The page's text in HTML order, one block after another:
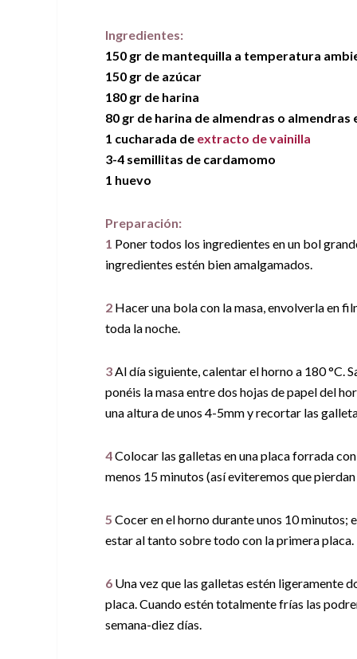
Ingredientes:
150 gr de mantequilla a temperatura
150 gr de azúcar
180 gr de harina
80 gr de harina de almendras o almendras
1 cucharada de extracto de vainilla
3-4 semillitas de cardamomo
1 huevo
Preparación:
1 Poner todos los ingredientes en un bol
ingredientes estén bien amalgamados.
2 Hacer una bola con la masa, envolverla en
toda la noche.
3Al día siguiente, calentar el horno a 180 °C.
ponéis la masa entre dos hojas de papel del
una altura de unos 4-5mm y recortar las
4Colocar las galletas en una placa forrada
menos 15 minutos (así eviteremos que
5 Cocer en el horno durante unos 10 minutos;
estar al tanto sobre todo con la primera placa.
6 Una vez que las galletas estén ligeramente
placa. Cuando estén totalmente frías las
semana-diez días.